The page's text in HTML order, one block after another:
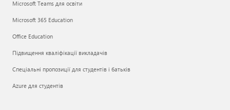
Microsoft Teams для освіти
Microsoft 365 Education
Office Education
Підвищення кваліфікації викладачів
Спеціальні пропозиції для студентів і батьків
Azure для студентів